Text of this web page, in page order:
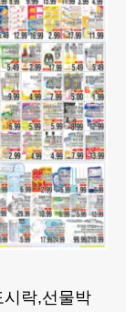
락,선물박